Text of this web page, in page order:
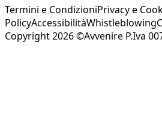
Termini e CondizioniPrivacy e
PolicyAccessibilitàWhistleblowing
Copyright 2026 ©Avvenire P.Iva